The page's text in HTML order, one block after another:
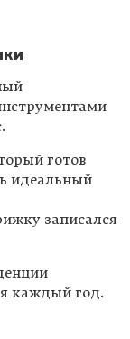
готов
идеальный
записался
каждый год.